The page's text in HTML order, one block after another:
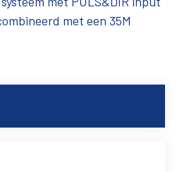
met een 35M